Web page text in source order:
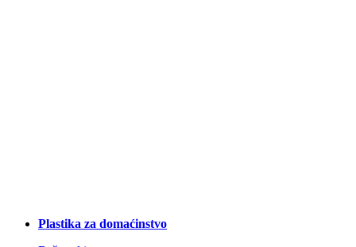
Plastika za domaćinstvo